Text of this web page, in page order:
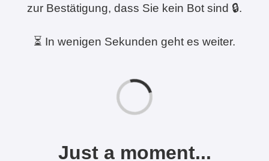
zur Bestätigung, dass Sie kein Bot sind 🔒.
⏳ In wenigen Sekunden geht es weiter.
Just a moment...